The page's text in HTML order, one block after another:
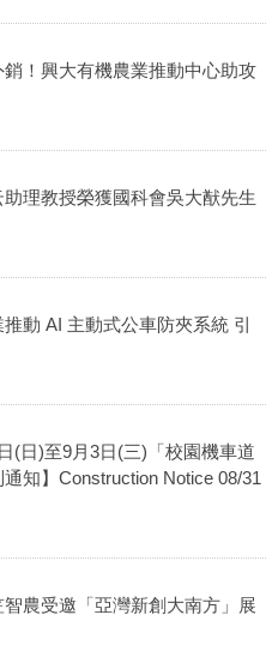
銷！興大有機農業推動中心助攻
助理教授榮獲國科會吳大猷先生
動 AI 主動式公車防夾系統 引
(日)至9月3日(三)「校園機車道
知】Construction Notice 08/31
智農受邀「亞灣新創大南方」展